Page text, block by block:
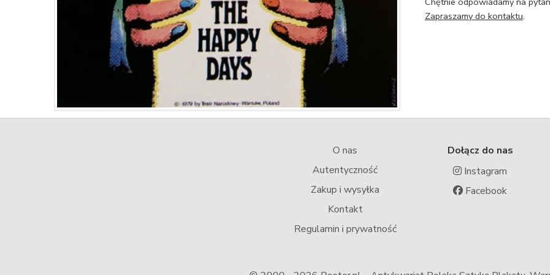
Zapraszamy do kontaktu.
O nas
Autentyczność
Zakup i wysyłka
Kontakt
Regulamin i prywatność
Dołącz do nas
Instagram
Facebook